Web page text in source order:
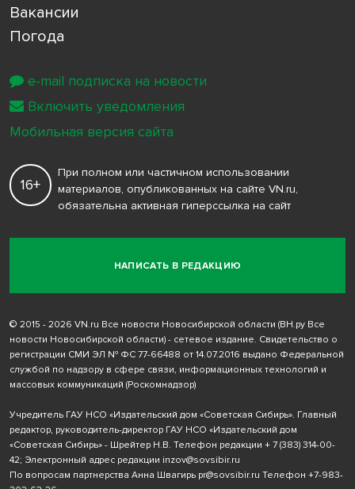
Вакансии
Погода
НАПИСАТЬ В РЕДАКЦИЮ
16+
При полном или частичном использовании
материалов, опубликованных на сайте VN.ru,
обязательна активная гиперссылка на сайт
© 2015 - 2026 VN.ru Все новости Новосибирской области (ВН.ру Все
новости Новосибирской области) - сетевое издание. Свидетельство о
регистрации СМИ ЭЛ № ФС 77-66488 от 14.07.2016 выдано Федеральной
службой по надзору в сфере связи, информационных технологий и
массовых коммуникаций (Роскомнадзор)
Учредитель ГАУ НСО «Издательский дом «Советская Сибирь». Главный
редактор, руководитель-директор ГАУ НСО «Издательский дом
«Советская Сибирь» - Шрейтер Н.В. Телефон редакции + 7 (383) 314-00-
42; Электронный адрес редакции inzov@sovsibir.ru
По вопросам партнерства Анна Швагирь pr@sovsibir.ru Телефон +7-983-
e-mail подписка на новости
Включить уведомления
Мобильная версия сайта